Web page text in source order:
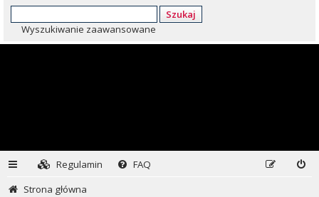
Szukaj
Wyszukiwanie zaawansowane
Regulamin
FAQ
Strona główna